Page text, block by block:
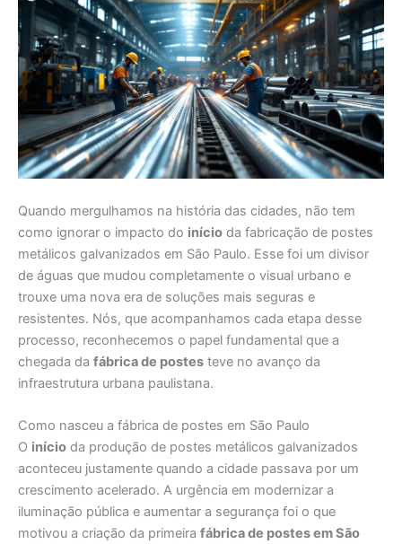
Quando mergulhamos na história das cidades, não tem
como ignorar o impacto do início da fabricação de postes
metálicos galvanizados em São Paulo. Esse foi um divisor
de águas que mudou completamente o visual urbano e
trouxe uma nova era de soluções mais seguras e
resistentes. Nós, que acompanhamos cada etapa desse
processo, reconhecemos o papel fundamental que a
chegada da fábrica de postes teve no avanço da
infraestrutura urbana paulistana.
Como nasceu a fábrica de postes em São Paulo
O início da produção de postes metálicos galvanizados
aconteceu justamente quando a cidade passava por um
crescimento acelerado. A urgência em modernizar a
iluminação pública e aumentar a segurança foi o que
motivou a criação da primeira fábrica de postes em São